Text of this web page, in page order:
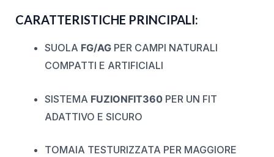
CARATTERISTICHE PRINCIPALI:
SUOLA FG/AGPER CAMPI NATURALI
COMPATTI E ARTIFICIALI
SISTEMA FUZIONFIT360PER UN FIT
ADATTIVO E SICURO
TOMAIA TESTURIZZATA PER MAGGIORE